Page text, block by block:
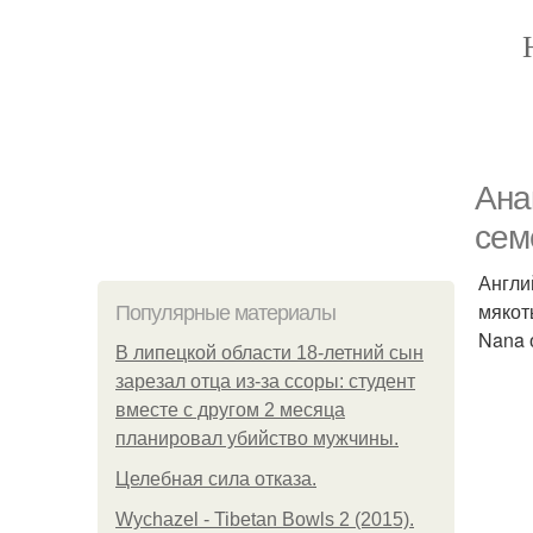
Популярные материалы
В липецкой области 18-летний сын
зарезал отца из-за ссоры: студент
вместе с другом 2 месяца
планировал убийство мужчины.
Целебная сила отказа.
Wychazel - Tibetan Bowls 2 (2015).
Nana